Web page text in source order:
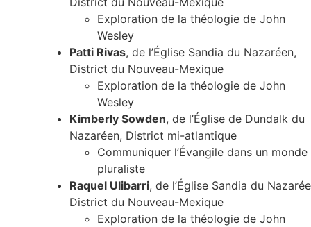
Exploration de la théologie de John
Wesley
Patti Rivas, de l’Église Sandia du Nazaréen,
District du Nouveau-Mexique
Exploration de la théologie de John
Wesley
Kimberly Sowden, de l’Église de Dundalk du
Nazaréen, District mi-atlantique
Communiquer l’Évangile dans un monde
pluraliste
Raquel Ulibarri, de l’Église Sandia du
District du Nouveau-Mexique
Exploration de la théologie de John